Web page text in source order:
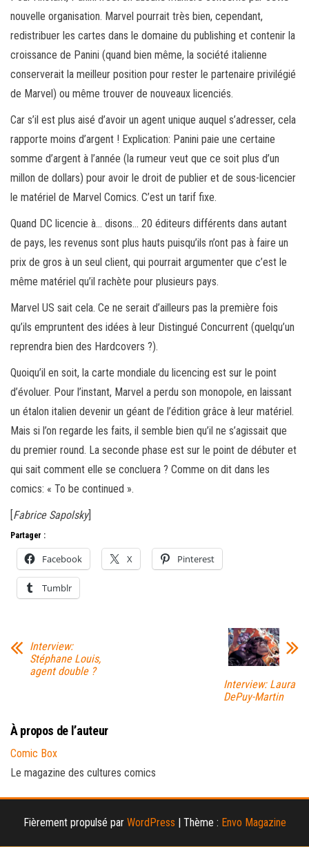
nouvelle organisation. Marvel pourrait très bien, cependant,
redistribuer les cartes dans le domaine du publishing et contenir la
croissance de Panini (quand bien même, la société italienne
conserverait la meilleur position pour rester le partenaire privilégié
de Marvel) ou même trouver de nouveaux licenciés.
Car s’il est plus aisé d’avoir un agent unique auquel s’adresser, cela
rapporte moins d’argent ! Explication: Panini paie une certaine
somme d’argent à l’année (la rumeur veut que ce soit plus d’un
millon de dollars) pour avoir le droit de publier et de sous-licencier
le matériel de Marvel Comics. C’est un tarif fixe.
Quand DC licencie à… disons… 20 éditeurs différents dans autant
de pays, les revenus sont plus hauts puisqu’ils n’ont pas à faire un
prix de gros à un seul client, qui pourrait argumenter que c’est le
même matériel qu’il rachète pour plusieurs pays.
Marvel US sait cela. Ce ne serait d’ailleurs pas la première fois
qu’ils empruntent des idées à leur Distingué Concurrent (quelqu’un
reprendra bien des Hardcovers ?).
Quoiqu’il en soit, la carte mondiale du licencing est sur le point
d’évoluer. Pour l’instant, Marvel a perdu son monopole, en laissant
un étalon italien devenir un géant de l’édition grâce à leur matériel.
Mais si l’on regarde les faits, il semble bien qu’il ne s’agissait que
du premier round. La seconde phase est sur le point de débuter et
qui sait comment elle se concluera ? Comme on dit dans les
comics: « To be continued ».
[Fabrice Sapolsky]
Partager :
Facebook X Pinterest
Tumblr
Interview:
Stéphane Louis,
agent double ?
Interview: Laura
DePuy-Martin
À propos de l’auteur
Comic Box
Le magazine des cultures comics
Fièrement propulsé par WordPress | Thème : Envo Magazine